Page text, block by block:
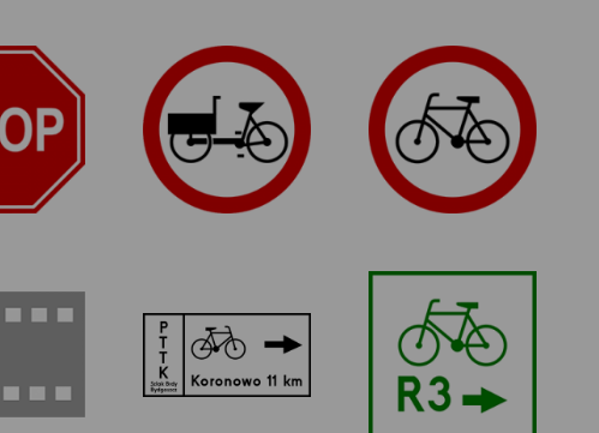
B-11
Zakaz wjazdu
wózków
rowerowych
B-9
Zakaz wjazdu
rowerów
dla
Tablica szlaku
rowerowego
Szlak rowerowy
międzynarodowy